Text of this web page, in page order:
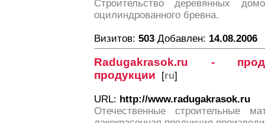
Строительство деревянных
оцилиндрованного бревна.
Визитов: 503 Добавлен: 14.08.2006
Radugakrasok.ru -
продукции [ru]
URL: http://www.radugakrasok.ru
Отечественные строительные